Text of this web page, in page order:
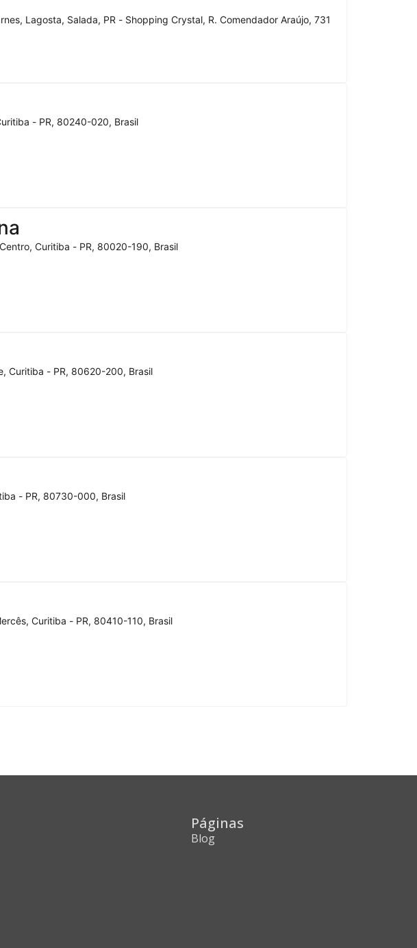
Lagosta, Salada, PR - Shopping Crystal, R. Comendador Araújo, 731
- PR, 80240-020, Brasil
Curitiba - PR, 80020-190, Brasil
Curitiba - PR, 80620-200, Brasil
- PR, 80730-000, Brasil
Curitiba - PR, 80410-110, Brasil
Páginas
Blog